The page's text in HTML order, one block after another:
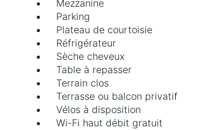
Mezzanine
Parking
Plateau de courtoisie
Réfrigérateur
Sèche cheveux
Table à repasser
Terrain clos
Terrasse ou balcon privatif
Vélos à disposition
Wi-Fi haut débit gratuit